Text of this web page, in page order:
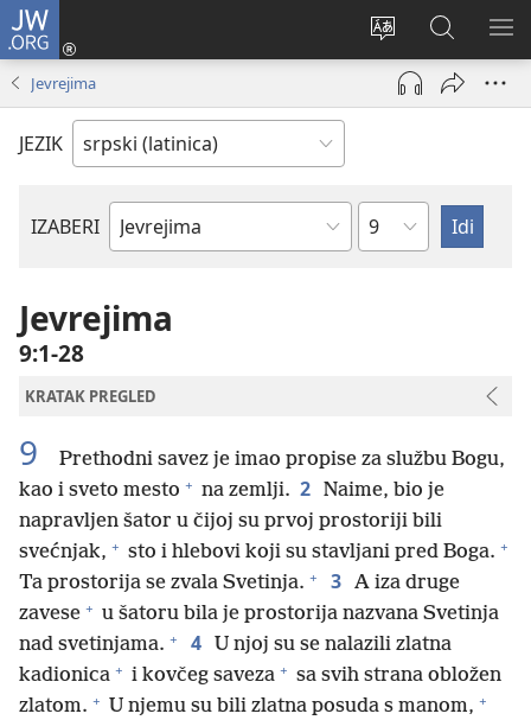
JW.ORG
Promeni
jezik
sajta
Prijava
(otvara
prozor)
Pretraga
sajta
JW.ORG
Jevrejima
JEZIK
IZABERI
Biblijska
Poglavlje
Jevrejima
9:1-28
KRATAK PREGLED
9
Prethodni savez je imao propise za službu Bogu,
kao i sveto mesto + na zemlji. 2 Naime, bio je
napravljen šator u čijoj su prvoj prostoriji bili
svećnjak, + sto i hlebovi koji su stavljani pred Boga. +
Ta prostorija se zvala Svetinja. + 3 A iza druge
zavese + u šatoru bila je prostorija nazvana Svetinja
nad svetinjama. + 4
U njoj su se nalazili zlatna
kadionica + i kovčeg saveza + sa svih strana obložen
zlatom. + U njemu su bili zlatna posuda s manom, +